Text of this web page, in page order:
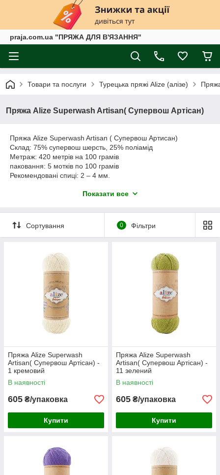
praja.com.ua "ПРЯЖА ДЛЯ В'ЯЗАННЯ"
Товари та послуги Турецька пряжі Alize (алізе)
Пряжа Alize Superwash Artisan( Супервош Артісан)
Пряжа Alize Superwash Artisan ( Супервош Артисан)
Склад: 75% супервош шерсть, 25% поліамід
Метраж: 420 метрів на 100 грамів
паковання: 5 мотків по 100 грамів
Рекомендовані спиці: 2 – 4 мм.
яка стійка до зношування. У складі має 70% вовни та 25%
підійде для в'язання шкарпеток, светрів, кардиганів.
Показати все
Сортування 0 Фільтри
Пряжа Alize Superwash
Artisan( Супервош Артісан) -
1 кремовий
В наявності
605 ₴/упаковка
Купити
Пряжа Alize Superwash
Artisan( Супервош Артісан) -
11 зелений
В наявності
605 ₴/упаковка
Купити